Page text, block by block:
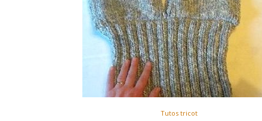
Tutos tricot